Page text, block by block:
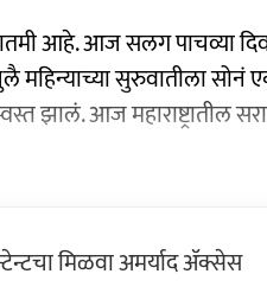
आहे. आज सलग पाचव्या
महिन्याच्या सुरुवातीला सोनं
झालं. आज महाराष्ट्रातील
मिळवा अमर्याद ॲक्सेस